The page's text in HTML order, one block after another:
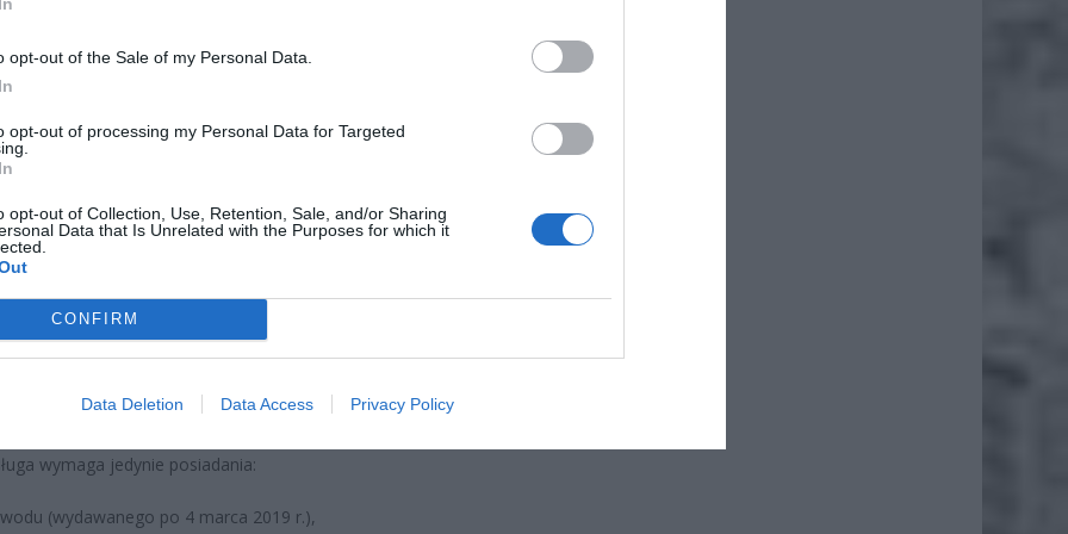
opt-out of the Sale of my Personal Data.
opt-out of processing my Personal Data for Targeted
opt-out of Collection, Use, Retention, Sale, and/or Sharing
Data that Is Unrelated with the Purposes for which it
CONFIRM
Data Deletion Data Access Privacy Policy
czyli taki, który ma dokładnie taką samą moc prawną jak podpis
Można nim podpisać umowę najmu, sprzedaży auta, dokumenty
czy inne ważne pliki. Co ważne – za darmo.
użytkownik aplikacji może podpisać do
bez opłat. Dotąd taki podpis kosztował nawet 800 zł rocznie.
w praktyce?
wymaga jedynie posiadania:
(wydawanego po 4 marca 2019 r.),